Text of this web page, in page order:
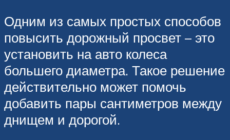
Одним из самых простых способов
повысить дорожный просвет – это
установить на авто колеса
большего диаметра. Такое решение
действительно может помочь
добавить пары сантиметров между
днищем и дорогой.